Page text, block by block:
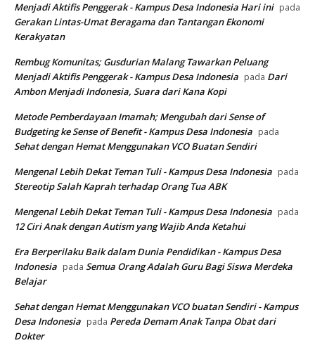
Menjadi Aktifis Penggerak - Kampus Desa Indonesia Hari ini pada
Gerakan Lintas-Umat Beragama dan Tantangan Ekonomi
Kerakyatan
Rembug Komunitas; Gusdurian Malang Tawarkan Peluang
Menjadi Aktifis Penggerak - Kampus Desa Indonesia pada Dari
Ambon Menjadi Indonesia, Suara dari Kana Kopi
Metode Pemberdayaan Imamah; Mengubah dari Sense of
Budgeting ke Sense of Benefit - Kampus Desa Indonesia pada
Sehat dengan Hemat Menggunakan VCO Buatan Sendiri
Mengenal Lebih Dekat Teman Tuli - Kampus Desa Indonesia pada
Stereotip Salah Kaprah terhadap Orang Tua ABK
Mengenal Lebih Dekat Teman Tuli - Kampus Desa Indonesia pada
12 Ciri Anak dengan Autism yang Wajib Anda Ketahui
Era Berperilaku Baik dalam Dunia Pendidikan - Kampus Desa
Indonesia pada Semua Orang Adalah Guru Bagi Siswa Merdeka
Belajar
Sehat dengan Hemat Menggunakan VCO buatan Sendiri - Kampus
Desa Indonesia pada Pereda Demam Anak Tanpa Obat dari
Dokter